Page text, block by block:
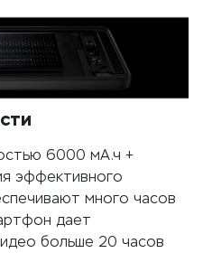
6000 мА.ч +
эффективного
много часов
дает
больше 20 часов